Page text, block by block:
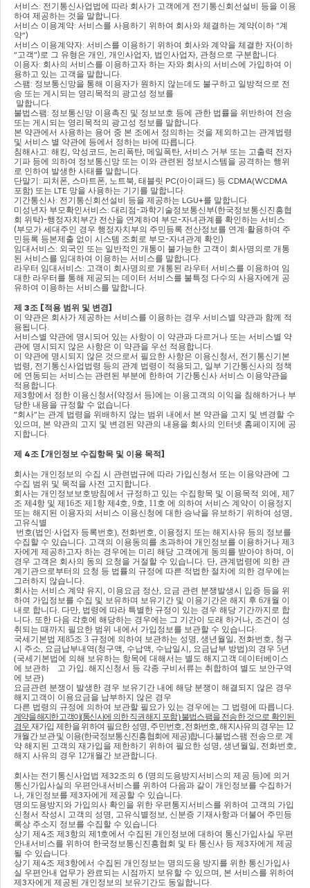
서비스: 전기통신사업법에 따라 회사가 고객에게 전기통신회선설비 등을 이용
하여 제공하는 것을 말합니다
서비스 이용계약: 서비스를 사용하기 위하여 회사와 체결하는 계약(이하 “계
약”)
서비스 이용계약자: 서비스를 이용하기 위하여 회사와 계약을 체결한 자(
“고객”) 로 그 유형은 개인 개인사업자 법인사업자 관청으로 구분합니다
이용자: 회사의 서비스를 이용하고자 하는 자와 회사의 서비스에 가입하여 이
용하고 있는 고객을 말합니다
스팸: 정보통신망을 통해 이용자가 원하지 않는데도 불구하고 일방적으로 전
송 또는 게시되는 영리목적의 광고성 정보를
말합니다
불법스팸: 정보통신망 이용촉진 및 정보보호 등에 관한 법률을 위반하여 전송
또는 게시되는 영리목적의 광고성 정보를 말합니다
본 약관에서 사용하는 용어 중 본 조에서 정의하는 것을 제외하고는 관계법령
및 서비스 별 약관에 등에서 정하는 바에 따릅니다
침해사고 : 해킹 악성코드 논리폭탄 메일폭탄 서비스 거부 또는 고출력 전자
기파 등에 의하여 정보통신망 또는 이와 관련된 정보시스템을 공격하는 행위
로 인하여 발생한 사태를 말합니다
단말기 : 피처폰 스마트폰 노트북 태블릿 PC(아이패드) 등
포함) 또는 LTE 망을 사용하는 기기를 말합니다
기간통신사: 전기통신회선설비 등을 제공하는 LGU+를 말합니다
미성년자 부모확인서비스: 대리점-과학기술정보통신부(한국정보통신진흥협
회 위탁)-행정자치부간 전산을 연계하여 부모-
(부모가 세대주인 경우 행정자치부의 주민등록 전산정보를 연계∙활용하여 주
민등록 등본제출 없이 시스템 조회로 부모-자녀관계 확인)
임대서비스: 외국인 또는 일반적인 개통이 불가능한 고객이 회사명의로 개통
된 서비스를 임대하여 이용하는 서비스를 말합니다
라우터 임대서비스: 고객이 회사명의로 개통된 라우터 서비스를 이용하여 임
대한 라우터를 통해 제공되는 데이터 서비스를 불특정 다수의 사용자에게 공
유하여 이용하는 서비스를 말합니다
제 3조 [적용 범위 및 변경]
이 약관은 회사가 제공하는 서비스를 이용하는 경우 서비스별 약관과 함께 적
용됩니다
서비스별 약관에 명시되어 있는 사항이 이 약관과 다르거나 또는 서비스별 약
관에 명시되지 않은 사항은 이 약관을 우선 적용합니다
이 약관에 명시되지 않은 것으로서 필요한 사항은 이용신청서 전기통신기본
법령 전기통신사업법령 등의 관계 법령이 적용되고
일부 기간통신사의 정책
에 연동되는 서비스는 관련된 부분에 한하여 기간통신사 서비스 이용약관을
적용합니다
제3항에서 정한 이용신청서(약정서 등)에는 이용고객의 이익을 침해하거나 부
당한 내용을 규정할 수 없습니다
“회사”는 관계 법령을 위배하지 않는 범위 내에서 본 약관을 고지 및 변경할 수
있으며 본 약관의 고지 및 변경된 약관의 내용을 회사의 인터넷 홈페이지에 공
지합니다
제 4조 [개인정보 수집항목 및 이용 목적]
회사는 개인정보의 수집 시 관련법규에 따라 가입신청서 또는 이용약관에 그
수집 범위 및 목적을 사전 고지합니다
회사는 개인정보보호방침에서 규정하고 있는 수집항목 및 이용목적 외에 제7
조 제4항 및 제16조 제1 항 제4호 , 9호 , 11 호 에 의하여 서비스 계약이 이용정지
또는 해지된 이용자의 서비스 이용신청에 대한 승낙을 유보하기 위하여 성명
고유식별
번호(법인∙사업자 등록번호), 전화번호 이용정지 또는 해지사유 등의 정보를
수집할 수 있습니다 고객의 이용동의를 초과하여 개인정보를 이용하거나 제3
자에게 제공하고자 하는 경우에는 미리 해당 고객에게 동의를 받아야 하며 이
경우 고객은 회사의 동의 요청을 거절할 수 있습니다 단 관계법령에 의한 관
계기관으로부터의 요청 등 법률의 규정에 따른 적법한 절차에 의한 경우에는
그러하지 않습니다
회사는 서비스 계약 유지
이용요금 정산 요금 관련 분쟁발생시 입증 등을 위
하여 가입정보를 수집 및 보유하며 보유기간 및 이용기간은 해지 후 6개월 이
내로 합니다 다만 법령에 따라 특별한 규정이 있는 경우 해당 기간까지로 합
니다 또한 다음 각호에 해당하는 경우에는 그 기간이 도래 하거나 조건이 성
취되는 때까지 필요한 범위 내에서 가입정보를 보관할 수 있습니다
국세기본법 제85조 3 규정에 의하여 보관하는 성명 생년월일 전화번호 청구
시 주소
요금납부내역(청구액 수납액 수납일시 요금납부 방법)의 경우 5
(국세기본법에 의해 보유하는 항목에 대해서는 별도 해지고객 데이터베이스
에 보관하    고 가입 해지신청서 등 각종 구비서류는 취합하여 별도 보안구역
에 보관)
요금관련 분쟁이 발생한 경우 보유기간 내에 해당 분쟁이 해결되지 않은 경우
해지고객이 이용요금을 납부하지 않은 경우
다른 법령의 규정에 의하여 보관할 필요가 있는 경우에는 그 법령에 따릅니다
계약을 해지한 고객이(통신사에 의한 직권해지 포함) 불법스팸을 전송한 것으로 확인된
경우 재가입 제한을 위하여 필요한 성명 주민번호 전화번호 , 해지사유의 경우는 12
개월간 보관 및 이용(한국정보통신진흥협회에 제공)합니다.불법스팸 전송으로 계
약 해지된 고객의 재가입을 제한하기 위하여 필요한 성명 생년월일 전화번호
해지 사유의 경우 12개월간 보관합니다
회사는 전기통신사업법 제32조의 6 (명의도용방지서비스의 제공 등)에 의거
통신가입사실의 우편안내서비스를 위하여 다음과 같이 개인정보를 수집하거
나 개인정보를 제3자에게 제공할 수 있습니다
명의도용방지와 가입의사 확인을 위한 우편통지서비스를 위하여 고객의 가입
신청서 작성시 고객의 성명
고유식별정보
신분증 기재사항과 더불어 주민등
록상 주소지 정보를 수집할 수 있습니다
상기 제4조 제3항의 제1호에서 수집된 개인정보에 대하여 통신가입사실 우편
안내서비스를 위하여 한국정보통신진흥협회 및 타 통신사 등 제3자에게 제공
될 수 있습니다
상기 제4조 제3항에서 수집된 개인정보는 명의도용 방지를 위한 통신가입사
실 우편안내 업무가 완료되는 시점까지 보유할 수 있으며 본 서비스를 위하여
제3자에게 제공된 개인정보의 보유기간도 동일합니다